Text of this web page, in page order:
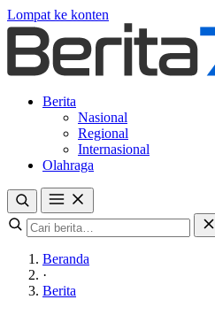
Lompat ke konten
Berita
Nasional
Regional
Internasional
Olahraga
Beranda
·
Berita